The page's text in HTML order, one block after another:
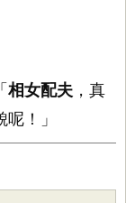
相女配夫 ，真
！」